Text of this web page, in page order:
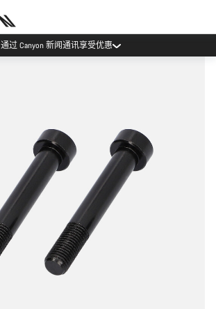
通过 Canyon 新闻通讯享受优惠